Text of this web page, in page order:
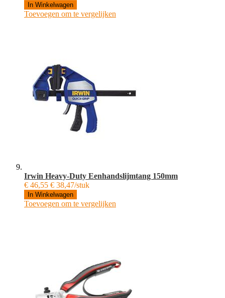
In Winkelwagen
Toevoegen om te vergelijken
Irwin Heavy-Duty Eenhandslijmtang 150mm
€ 46,55 € 38,47/stuk
In Winkelwagen
Toevoegen om te vergelijken